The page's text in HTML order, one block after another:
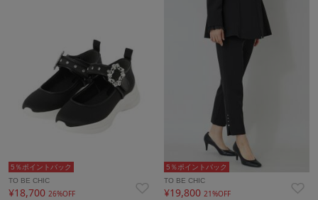
5％ポイントバック
TO BE CHIC
¥18,700 26%OFF
5％ポイントバック
TO BE CHIC
¥19,800 21%OFF